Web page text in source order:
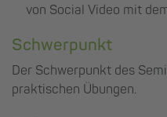
von Social Video mit
Schwerpunkt
Der Schwerpunkt des
praktischen Übungen.